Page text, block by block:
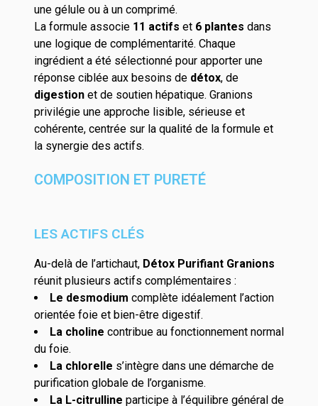
une gélule ou à un comprimé.
La formule associe 11 actifs et 6 plantes dans
une logique de complémentarité. Chaque
ingrédient a été sélectionné pour apporter une
réponse ciblée aux besoins de détox, de
digestion et de soutien hépatique. Granions
privilégie une approche lisible, sérieuse et
cohérente, centrée sur la qualité de la formule et
la synergie des actifs.
COMPOSITION ET PURETÉ
LES ACTIFS CLÉS
Au-delà de l’artichaut, Détox Purifiant Granions
réunit plusieurs actifs complémentaires :
Le desmodium complète idéalement l’action
orientée foie et bien-être digestif.
La choline contribue au fonctionnement normal
du foie.
La chlorelle s’intègre dans une démarche de
purification globale de l’organisme.
La L-citrulline participe à l’équilibre général de